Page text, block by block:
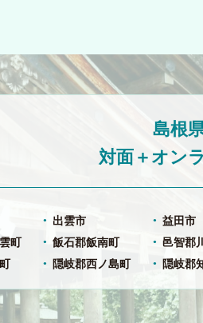
島根
対面＋オン
出雲市 益田市
町 飯石郡飯南町 邑智郡
隠岐郡西ノ島町 隠岐郡